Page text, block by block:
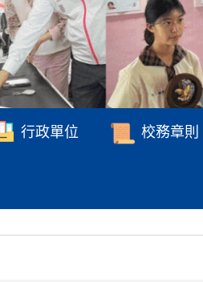
行政單位 校務章則